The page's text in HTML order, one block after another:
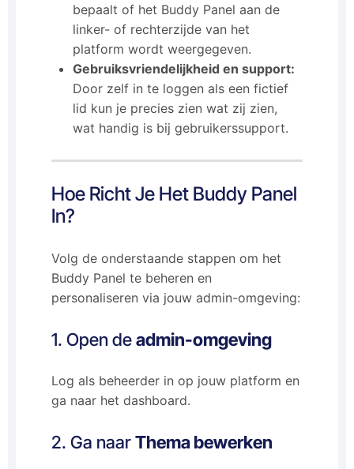
bepaalt of het Buddy Panel aan de
linker- of rechterzijde van het
platform wordt weergegeven.
Gebruiksvriendelijkheid en support:
Door zelf in te loggen als een fictief
lid kun je precies zien wat zij zien,
wat handig is bij gebruikerssupport.
Hoe Richt Je Het Buddy Panel
In?
Volg de onderstaande stappen om het
Buddy Panel te beheren en
personaliseren via jouw admin-omgeving:
1. Open deadmin-omgeving
Log als beheerder in op jouw platform en
ga naar het dashboard.
2. Ga naarThema bewerken